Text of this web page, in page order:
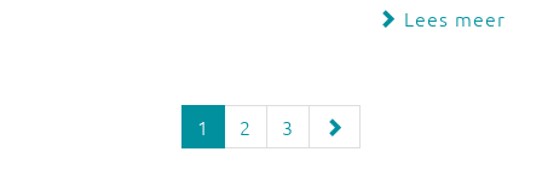
Lees meer
1 2 3